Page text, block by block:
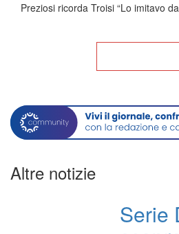
Preziosi ricorda Troisi “Lo imitavo
Altre notizie
Serie